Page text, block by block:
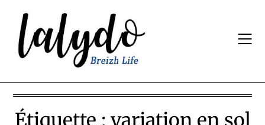
content
Étiquette : variation en sol